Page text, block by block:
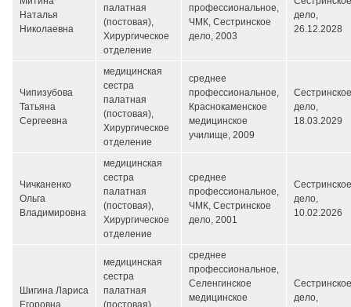
Наталья
Николаевна
палатная
(постовая),
Хирургическое
отделение
профессиональное,
ЧМК, Сестринское
дело, 2003
дело,
26.12.2028
Чипизубова
Татьяна
Сергеевна
медицинская
сестра
палатная
(постовая),
Хирургическое
отделение
среднее
профессиональное,
Краснокаменское
медицинское
училище, 2009
Сестринское
дело,
18.03.2029
Чичканенко
Ольга
Владимировна
медицинская
сестра
палатная
(постовая),
Хирургическое
отделение
среднее
профессиональное,
ЧМК, Сестринское
дело, 2001
Сестринское
дело,
10.02.2026
Шигина Лариса
Егоровна
медицинская
сестра
палатная
(постовая),
среднее
профессиональное,
Селенгинское
медицинское
Сестринское
дело,